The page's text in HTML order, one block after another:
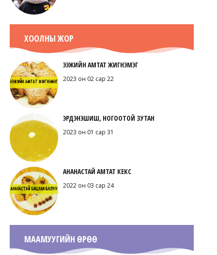
ХООЛНЫ ЖОР
ЭЭЖИЙН АМТАТ ЖИГНЭМЭГ
2023 он 02 сар 22
ЭРДЭНЭШИШ, НОГООТОЙ ЗУТАН
2023 он 01 сар 31
АНАНАСТАЙ АМТАТ КЕКС
2022 он 03 сар 24
МААМУУГИЙН ӨРӨӨ